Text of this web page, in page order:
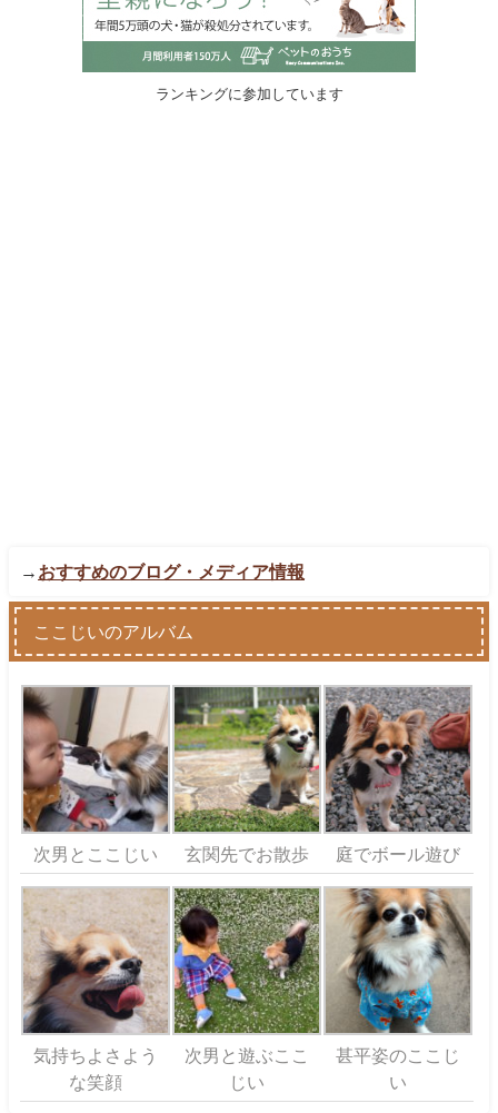
ランキングに参加しています
→ おすすめのブログ・メディア情報
ここじいのアルバム
次男とここじい 玄関先でお散歩 庭でボール遊び
気持ちよさよう
な笑顔
次男と遊ぶここ
じい
甚平姿のここじ
い